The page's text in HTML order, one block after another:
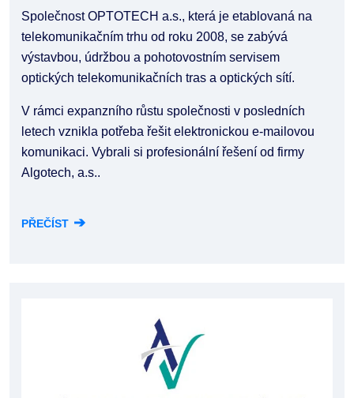
Společnost OPTOTECH a.s., která je etablovaná na
telekomunikačním trhu od roku 2008, se zabývá
výstavbou, údržbou a pohotovostním servisem
optických telekomunikačních tras a optických sítí.
V rámci expanzního růstu společnosti v posledních
letech vznikla potřeba řešit elektronickou e-mailovou
komunikaci. Vybrali si profesionální řešení od firmy
Algotech, a.s..
PŘEČÍST ➔